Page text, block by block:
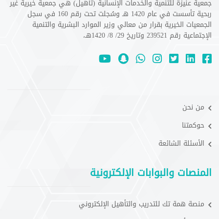
جمعية عنيزة للتنمية والخدمات الإنسانية (تأهيل) هي جمعية خيرية غير
ربحية تأسست في عام 1420 هـ وسُجلت تحت رقم 160 في سجل
الجمعيات الخيرية بقرار من معالي وزير الموارد البشرية والتنمية
الإجتماعية رقم 239521 وتاريخ 29/ 8/ 1420هـ،
من نحن
حوكمتنا
الأسئلة الشائعة
المنصات والبوابات الإلكترونية
منصة همة تك للتدريب والتأهيل الإلكتروني